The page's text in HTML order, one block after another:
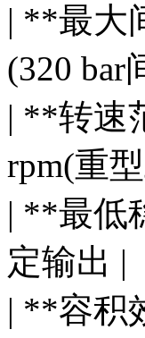
| **最大
(320 bar
| **转速
rpm(重
| **最低
定输出 |
| **容积